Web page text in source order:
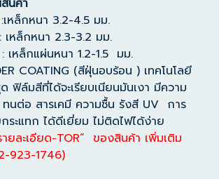
นค้า
เหล็กหนา 3.2-4.5 มม.
เหล็กหนา 2.3-3.2 มม.
เหล็กแผ่นหนา 1.2-1.5 มม.
COATING (สีฝุ่นอบร้อน ) เทคโนโลยี
ฟิล์มสีที่ได้จะเรียบเนียนมันเงา มีความ
นต่อ สารเคมี ความชื้น รังสี UV การ
ระแทก ได้ดีเยี่ยม ไม่ติดไฟได้ง่าย
ยละเอียด-TOR” ของสินค้า เพิ่มเติม
923-1746)